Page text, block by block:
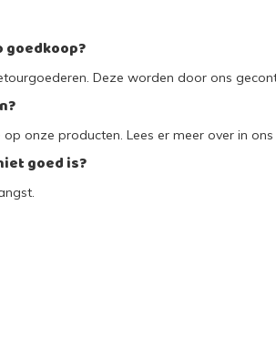
goedkoop?
Deze worden door ons
onze producten. Lees er meer over in ons
goed is?